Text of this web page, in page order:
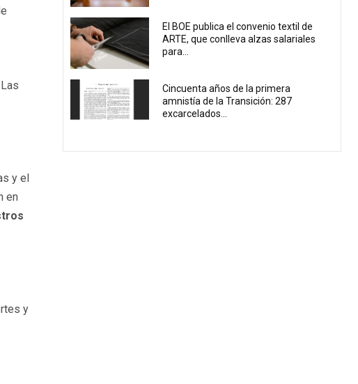
y el
en
y
El BOE publica el convenio textil de
ARTE, que conlleva alzas salariales
para...
Cincuenta años de la primera
amnistía de la Transición: 287
excarcelados...